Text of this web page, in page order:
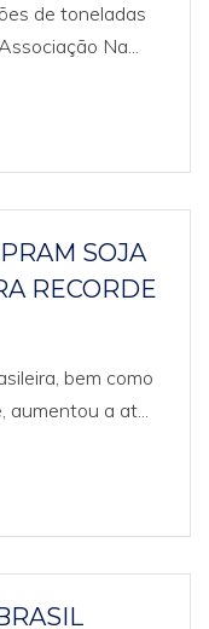
de toneladas
Na...
SOJA
RECORDE
bem como
aumentou a at...